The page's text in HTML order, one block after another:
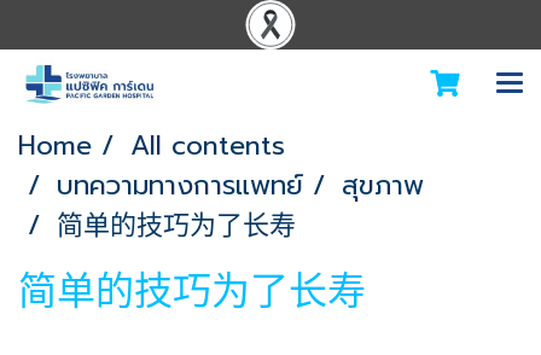
Home
All contents
บทความทางการแพทย์
สุขภาพ
简单的技巧为了长寿
简单的技巧为了长寿